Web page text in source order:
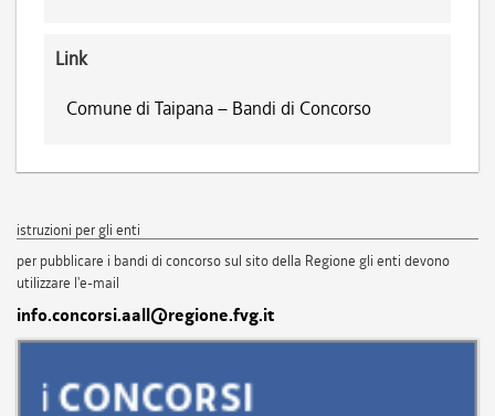
Link
Comune di Taipana – Bandi di Concorso
istruzioni per gli enti
per pubblicare i bandi di concorso sul sito della Regione gli enti devono
utilizzare l'e-mail
info.concorsi.aall@regione.fvg.it